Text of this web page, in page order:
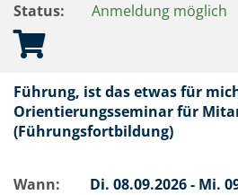
Status:
Anmeldung möglich
Führung, ist das etwas für
Orientierungsseminar für
(Führungsfortbildung)
Wann: Di. 08.09.2026 - Mi.